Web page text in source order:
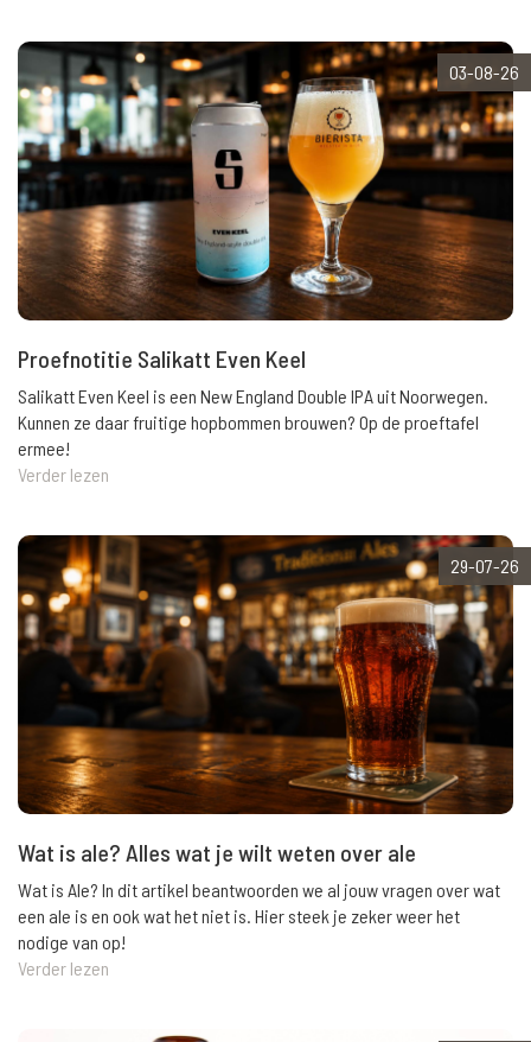
03-08-26
Proefnotitie Salikatt Even Keel
Salikatt Even Keel is een New England Double IPA uit Noorwegen.
Kunnen ze daar fruitige hopbommen brouwen? Op de proeftafel
ermee!
Verder lezen
29-07-26
Wat is ale? Alles wat je wilt weten over ale
Wat is Ale? In dit artikel beantwoorden we al jouw vragen over wat
een ale is en ook wat het niet is. Hier steek je zeker weer het
nodige van op!
Verder lezen